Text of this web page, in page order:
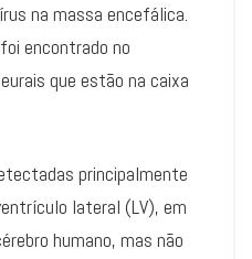
na massa encefálica.
encontrado no
que estão na caixa
principalmente
lateral (LV), em
humano, mas não